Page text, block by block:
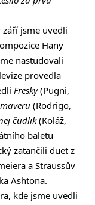
září jsme uvedli
Hany
nastudovali
provedla
Fresky(Pugni,
(Rodrigo,
čudlik(Koláž,
baletu
zatančili duet z
a Straussův
Ashtona.
kde jsme uvedli